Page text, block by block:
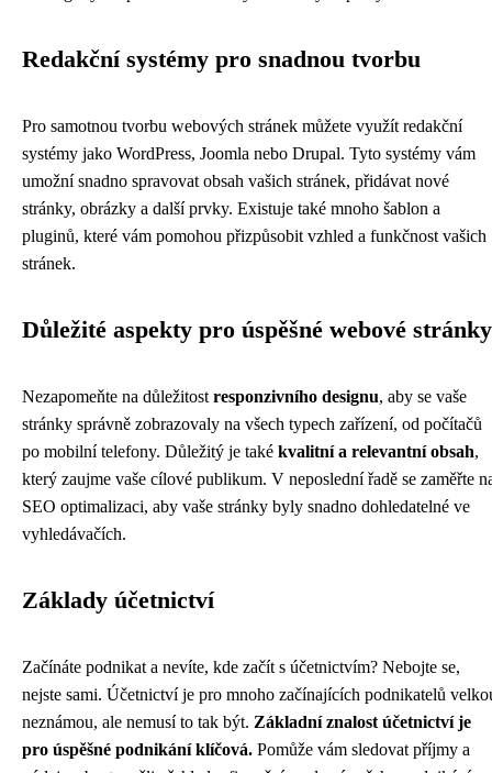
Redakční systémy pro snadnou tvorbu
Pro samotnou tvorbu webových stránek můžete využít redakční
systémy jako WordPress, Joomla nebo Drupal. Tyto systémy vám
umožní snadno spravovat obsah vašich stránek, přidávat nové
stránky, obrázky a další prvky. Existuje také mnoho šablon a
pluginů, které vám pomohou přizpůsobit vzhled a funkčnost vašich
stránek.
Důležité aspekty pro úspěšné webové stránky
Nezapomeňte na důležitost responzivního designu, aby se vaše
stránky správně zobrazovaly na všech typech zařízení, od počítačů
po mobilní telefony. Důležitý je také kvalitní a relevantní obsah,
který zaujme vaše cílové publikum. V neposlední řadě se zaměřte
SEO optimalizaci, aby vaše stránky byly snadno dohledatelné ve
vyhledávačích.
Základy účetnictví
Začínáte podnikat a nevíte, kde začít s účetnictvím? Nebojte se,
nejste sami. Účetnictví je pro mnoho začínajících podnikatelů
neznámou, ale nemusí to tak být. Základní znalost účetnictví je
pro úspěšné podnikání klíčová. Pomůže vám sledovat příjmy a